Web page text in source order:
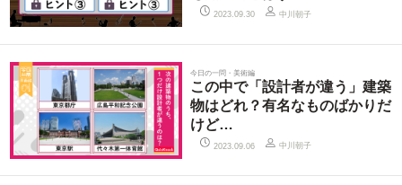
2023.09.30 中川朝子
今日の一問・美術編
この中で「設計者が違う」建築
物はどれ？有名なものばかりだ
けど…
2023.09.06 中川朝子